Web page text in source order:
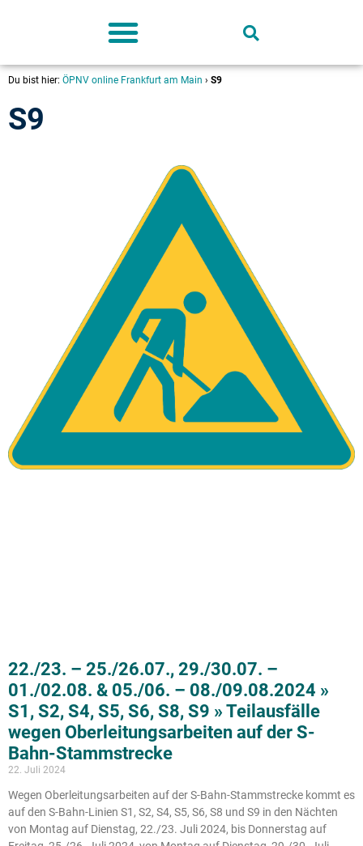
Du bist hier: ÖPNV online Frankfurt am Main › S9
S9
22./23. – 25./26.07., 29./30.07. –
01./02.08. & 05./06. – 08./09.08.2024 »
S1, S2, S4, S5, S6, S8, S9 » Teilausfälle
wegen Oberleitungsarbeiten auf der S-
Bahn-Stammstrecke
22. Juli 2024
Wegen Oberleitungsarbeiten auf der S-Bahn-Stammstrecke kommt es
auf den S-Bahn-Linien S1, S2, S4, S5, S6, S8 und S9 in den Nächten
von Montag auf Dienstag, 22./23. Juli 2024, bis Donnerstag auf